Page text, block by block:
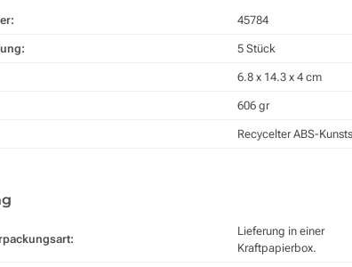
45784
5 Stück
6.8 x 14.3 x 4 cm
606 gr
Recycelter ABS-
Lieferung in einer
Kraftpapierbox.